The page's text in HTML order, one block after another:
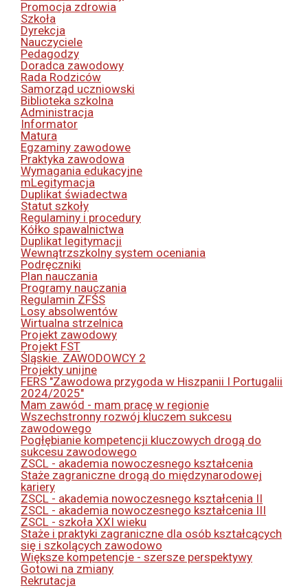
Promocja zdrowia
Szkoła
Dyrekcja
Nauczyciele
Pedagodzy
Doradca zawodowy
Rada Rodziców
Samorząd uczniowski
Biblioteka szkolna
Administracja
Informator
Matura
Egzaminy zawodowe
Praktyka zawodowa
Wymagania edukacyjne
mLegitymacja
Duplikat świadectwa
Statut szkoły
Regulaminy i procedury
Kółko spawalnictwa
Duplikat legitymacji
Wewnątrzszkolny system oceniania
Podręczniki
Plan nauczania
Programy nauczania
Regulamin ZFŚS
Losy absolwentów
Wirtualna strzelnica
Projekt zawodowy
Projekt FST
Śląskie. ZAWODOWCY 2
Projekty unijne
FERS "Zawodowa przygoda w Hiszpanii I Portugalii
2024/2025"
Mam zawód - mam pracę w regionie
Wszechstronny rozwój kluczem sukcesu
zawodowego
Pogłębianie kompetencji kluczowych drogą do
sukcesu zawodowego
ZSCL - akademia nowoczesnego kształcenia
Staże zagraniczne drogą do międzynarodowej
kariery
ZSCL - akademia nowoczesnego kształcenia II
ZSCL - akademia nowoczesnego kształcenia III
ZSCL - szkoła XXI wieku
Staże i praktyki zagraniczne dla osób kształcących
się i szkolących zawodowo
Większe kompetencje - szersze perspektywy
Gotowi na zmiany
Rekrutacja